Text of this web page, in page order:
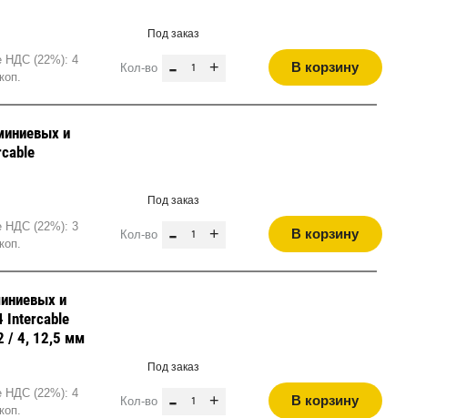
НДС (22%): 4
Под заказ
Кол-во - + В корзину
и
НДС (22%): 3
Под заказ
Кол-во - + В корзину
и
Intercable
/ 4, 12,5 мм
НДС (22%): 4
Под заказ
Кол-во - + В корзину